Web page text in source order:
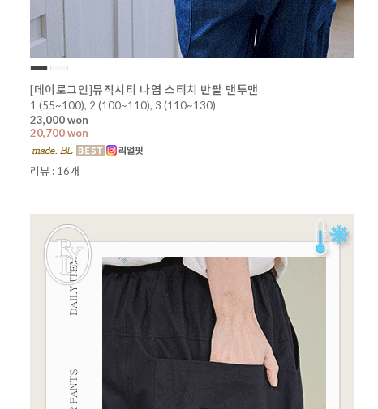
[데이로그인]뮤직시티 나염 스티치 반팔 맨투맨
1 (55~100), 2 (100~110), 3 (110~130)
23,000 won
20,700 won
리뷰 : 16개